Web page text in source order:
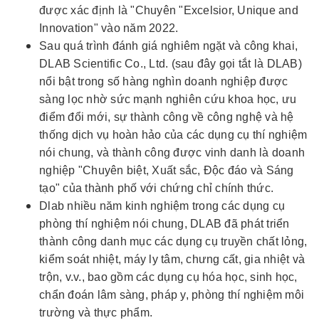
được xác định là "Chuyên "Excelsior, Unique and
Innovation" vào năm 2022.
Sau quá trình đánh giá nghiêm ngặt và công khai,
DLAB Scientific Co., Ltd. (sau đây gọi tắt là DLAB)
nổi bật trong số hàng nghìn doanh nghiệp được
sàng lọc nhờ sức mạnh nghiên cứu khoa học, ưu
điểm đổi mới, sự thành công về công nghệ và hệ
thống dịch vụ hoàn hảo của các dụng cụ thí nghiệm
nói chung, và thành công được vinh danh là doanh
nghiệp "Chuyên biệt, Xuất sắc, Độc đáo và Sáng
tạo" của thành phố với chứng chỉ chính thức.
Dlab nhiều năm kinh nghiệm trong các dụng cụ
phòng thí nghiệm nói chung, DLAB đã phát triển
thành công danh mục các dụng cụ truyền chất lỏng,
kiểm soát nhiệt, máy ly tâm, chưng cất, gia nhiệt và
trộn, v.v., bao gồm các dụng cụ hóa học, sinh học,
chẩn đoán lâm sàng, pháp y, phòng thí nghiệm môi
trường và thực phẩm.